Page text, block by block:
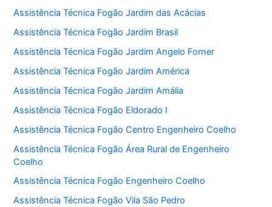
Assistência Técnica Fogão Jardim das Acácias
Assistência Técnica Fogão Jardim Brasil
Assistência Técnica Fogão Jardim Angelo Forner
Assistência Técnica Fogão Jardim América
Assistência Técnica Fogão Jardim Amália
Assistência Técnica Fogão Eldorado I
Assistência Técnica Fogão Centro Engenheiro Coelho
Assistência Técnica Fogão Área Rural de Engenheiro
Coelho
Assistência Técnica Fogão Engenheiro Coelho
Assistência Técnica Fogão Vila São Pedro